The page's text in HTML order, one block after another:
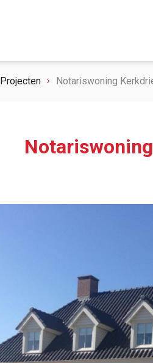
Projecten Notariswoning